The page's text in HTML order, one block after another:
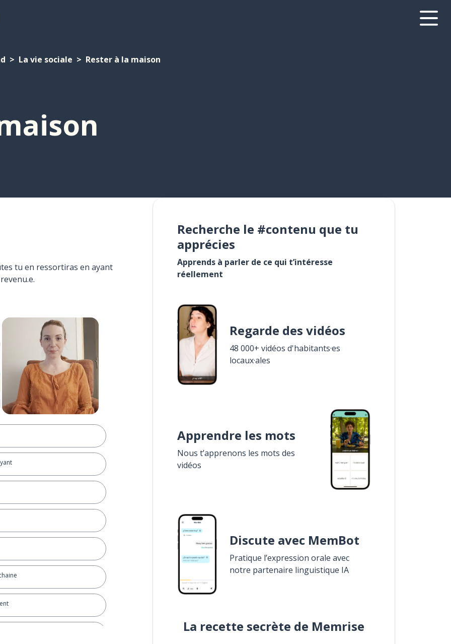
La vie sociale Rester à la maison
tu en ressortiras en ayant
Recherche le #contenu que tu
apprécies
Apprends à parler de ce qui t’intéresse
réellement
Regarde des vidéos
48 000+ vidéos d'habitants·es
locaux·ales
Apprendre les mots
Nous t’apprenons les mots des
vidéos
Discute avec MemBot
Pratique l’expression orale avec
notre partenaire linguistique IA
La recette secrète de Memrise